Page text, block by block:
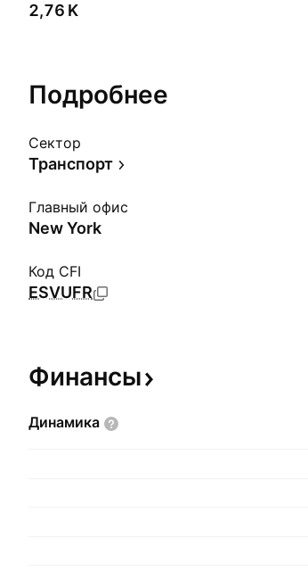
‪2,76 K‬
Подробнее
Сектор
Транспорт
Главный офис
New York
Код CFI
ESVUFR
Финансы
Динамика